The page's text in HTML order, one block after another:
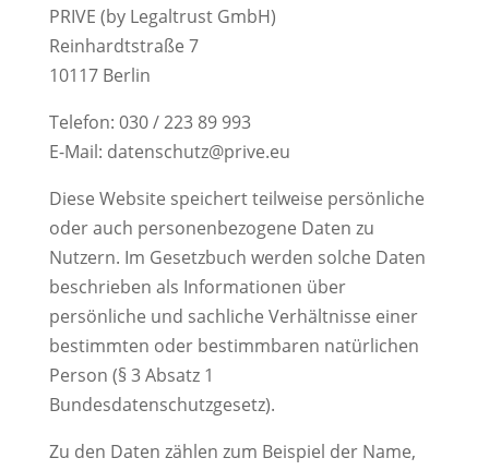
PRIVE (by Legaltrust GmbH)
Reinhardtstraße 7
10117 Berlin
Telefon: 030 / 223 89 993
E-Mail: datenschutz@prive.eu
Diese Website speichert teilweise persönliche
oder auch personenbezogene Daten zu
Nutzern. Im Gesetzbuch werden solche Daten
beschrieben als Informationen über
persönliche und sachliche Verhältnisse einer
bestimmten oder bestimmbaren natürlichen
Person (§ 3 Absatz 1
Bundesdatenschutzgesetz).
Zu den Daten zählen zum Beispiel der Name,